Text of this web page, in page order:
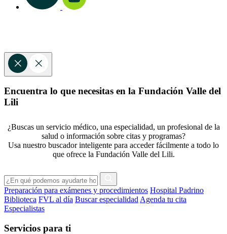
Encuentra lo que necesitas en la Fundación Valle del
Lili
¿Buscas un servicio médico, una especialidad, un profesional de la
salud o información sobre citas y programas?
Usa nuestro buscador inteligente para acceder fácilmente a todo lo
que ofrece la Fundación Valle del Lili.
Preparación para exámenes y procedimientos Hospital Padrino
Biblioteca FVL al día Buscar especialidad Agenda tu cita
Especialistas
Servicios para ti